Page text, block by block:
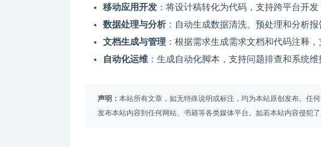
移动应用开发 ：将设计稿转化为代码，支持跨平台开
数据处理与分析 ：自动生成数据清洗、预处理和分析
文档生成与管理 ：根据需求生成需求文档和代码注释
自动化运维 ：生成自动化脚本，支持问题排查和系统维
声明： 本站所有文章，如无特殊说明或标注，均为本站原创发布。任
发布本站内容到任何网站、书籍等各类媒体平台。如若本站内容侵犯